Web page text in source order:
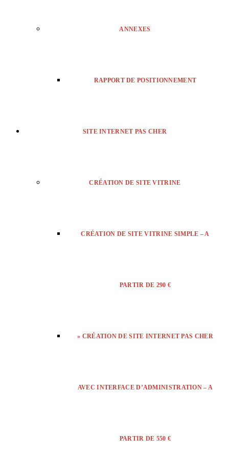
ANNEXES
RAPPORT DE POSITIONNEMENT
SITE INTERNET PAS CHER
CRÉATION DE SITE VITRINE
CRÉATION DE SITE VITRINE SIMPLE – A
PARTIR DE 290 €
» CRÉATION DE SITE INTERNET PAS CHER
AVEC INTERFACE D’ADMINISTRATION – A
PARTIR DE 550 €